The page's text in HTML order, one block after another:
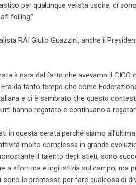
per qualunque velista uscire, ci
foiling.”
RAI Giulio Guazzini, anche il
è nata dal fatto che avevamo il
da tanto tempo che come
e ci è sembrato che questo
hanno regatato e continuano a
in questa serata perché siamo
molto complessa in grande
il talento degli atleti, sono
a sfortuna e ingiustizia sul campo, ma
le premesse per fare qualcosa di